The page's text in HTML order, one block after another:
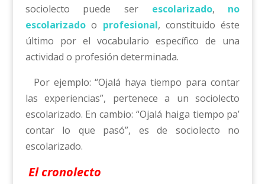
sociolecto puede ser escolarizado, no
escolarizadoo profesional, constituido éste
último por el vocabulario específico de una
actividad o profesión determinada.
Por ejemplo: “Ojalá haya tiempo para contar
las experiencias”, pertenece a un sociolecto
escolarizado. En cambio: “Ojalá haiga tiempo pa’
contar lo que pasó”, es de sociolecto no
escolarizado.
El cronolecto